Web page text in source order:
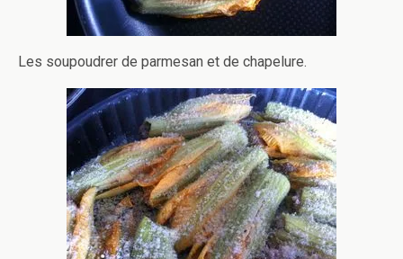
Les soupoudrer de parmesan et de chapelure.